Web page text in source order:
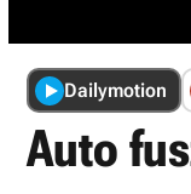
Dailymotion
Auto